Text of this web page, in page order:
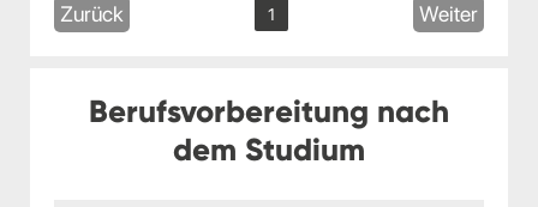
Zurück 1 Weiter
Berufsvorbereitung nach
dem Studium